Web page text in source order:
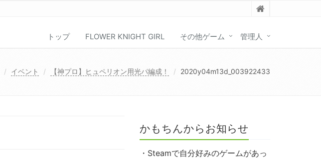
トップ FLOWER KNIGHT GIRL その他ゲーム 管理人
イベント 【神プロ】ヒュペリオン用光パ編成！ 2020y04m13d_003922433
かもちんからお知らせ
・Steamで自分好みのゲームがあっ